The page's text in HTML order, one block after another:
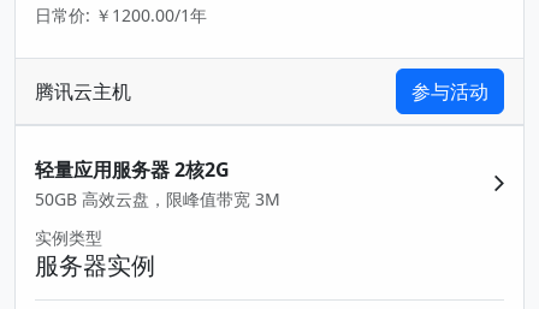
日常价: ￥1200.00/1年
腾讯云主机 参与活动
轻量应用服务器 2核2G
50GB 高效云盘，限峰值带宽 3M
实例类型
服务器实例